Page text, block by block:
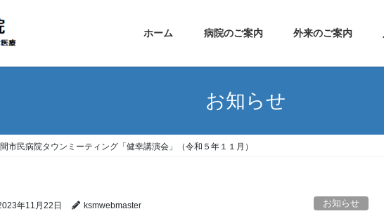
ホーム 病院のご案内 外来のご案内
お知らせ
市民病院タウンミーティング「健幸講演会」（令和５年１１月）
年11月22日 ksmwebmaster お知らせ